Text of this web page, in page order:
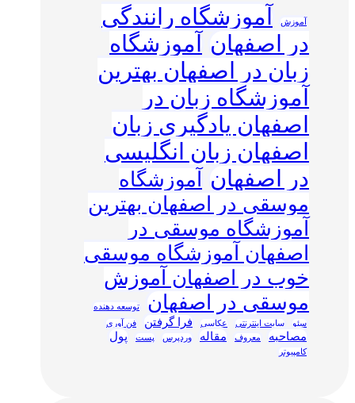
آموزش
آموزشگاه رانندگی
در اصفهان
آموزشگاه
زبان در اصفهان بهترین
آموزشگاه زبان در
اصفهان یادگیری زبان
اصفهان زبان انگلیسی
در اصفهان آموزشگاه
موسقی در اصفهان بهترین
آموزشگاه موسقی در
اصفهان آموزشگاه موسقی
خوب در اصفهان آموزش
موسقی در اصفهان
توسعه دهنده
سئو
سایت اینترنتی عکاسی فرا گرفتن فن آوری
مصاحبه معروف مقاله وردپرس پست پول
کامپیوتر